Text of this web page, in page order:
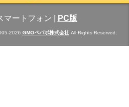
マートフォン PC版
2026 GMOペパボ株式会社 All Rights Reserved.